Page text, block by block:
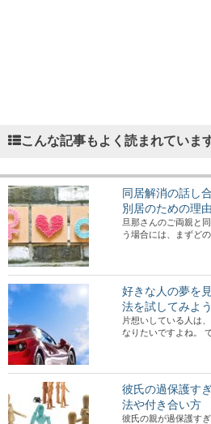
こんな記事もよく読まれていま
同居解消の話し
別居のための理由
旦那さんのご両親と
う場合には、まずど
好きな人の夢を
法を試してみよう
片想いしている人は
なりたいですよね。
彼氏の過保護す
法や付き合い方
彼氏の親が過保護す